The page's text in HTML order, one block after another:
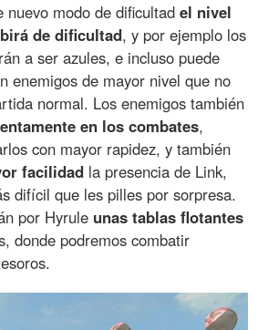
nuevo modo de dificultadel nivel
de dificultad, y por ejemplo los
a ser azules, e incluso puede
enemigos de mayor nivel que no
normal. Los enemigos también
en los combates,
con mayor rapidez, y también
facilidad la presencia de Link,
difícil que les pilles por sorpresa.
por Hyrule unas tablas flotantes
donde podremos combatir